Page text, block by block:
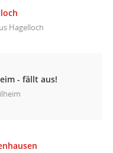
Hagelloch
- fällt aus!